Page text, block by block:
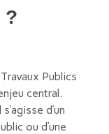
?
Publics
central.
d’un
ou d’une